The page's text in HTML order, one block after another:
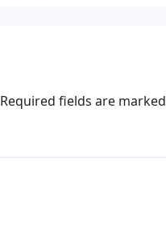
Required fields are marked